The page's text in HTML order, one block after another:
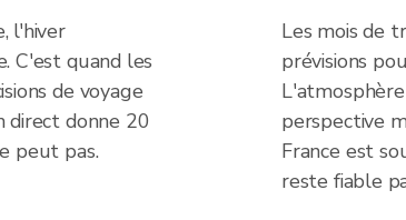
l'hiver
C'est quand les
de voyage
donne 20
peut pas.
Les mois de
prévisions
perspective
France est
reste fiable